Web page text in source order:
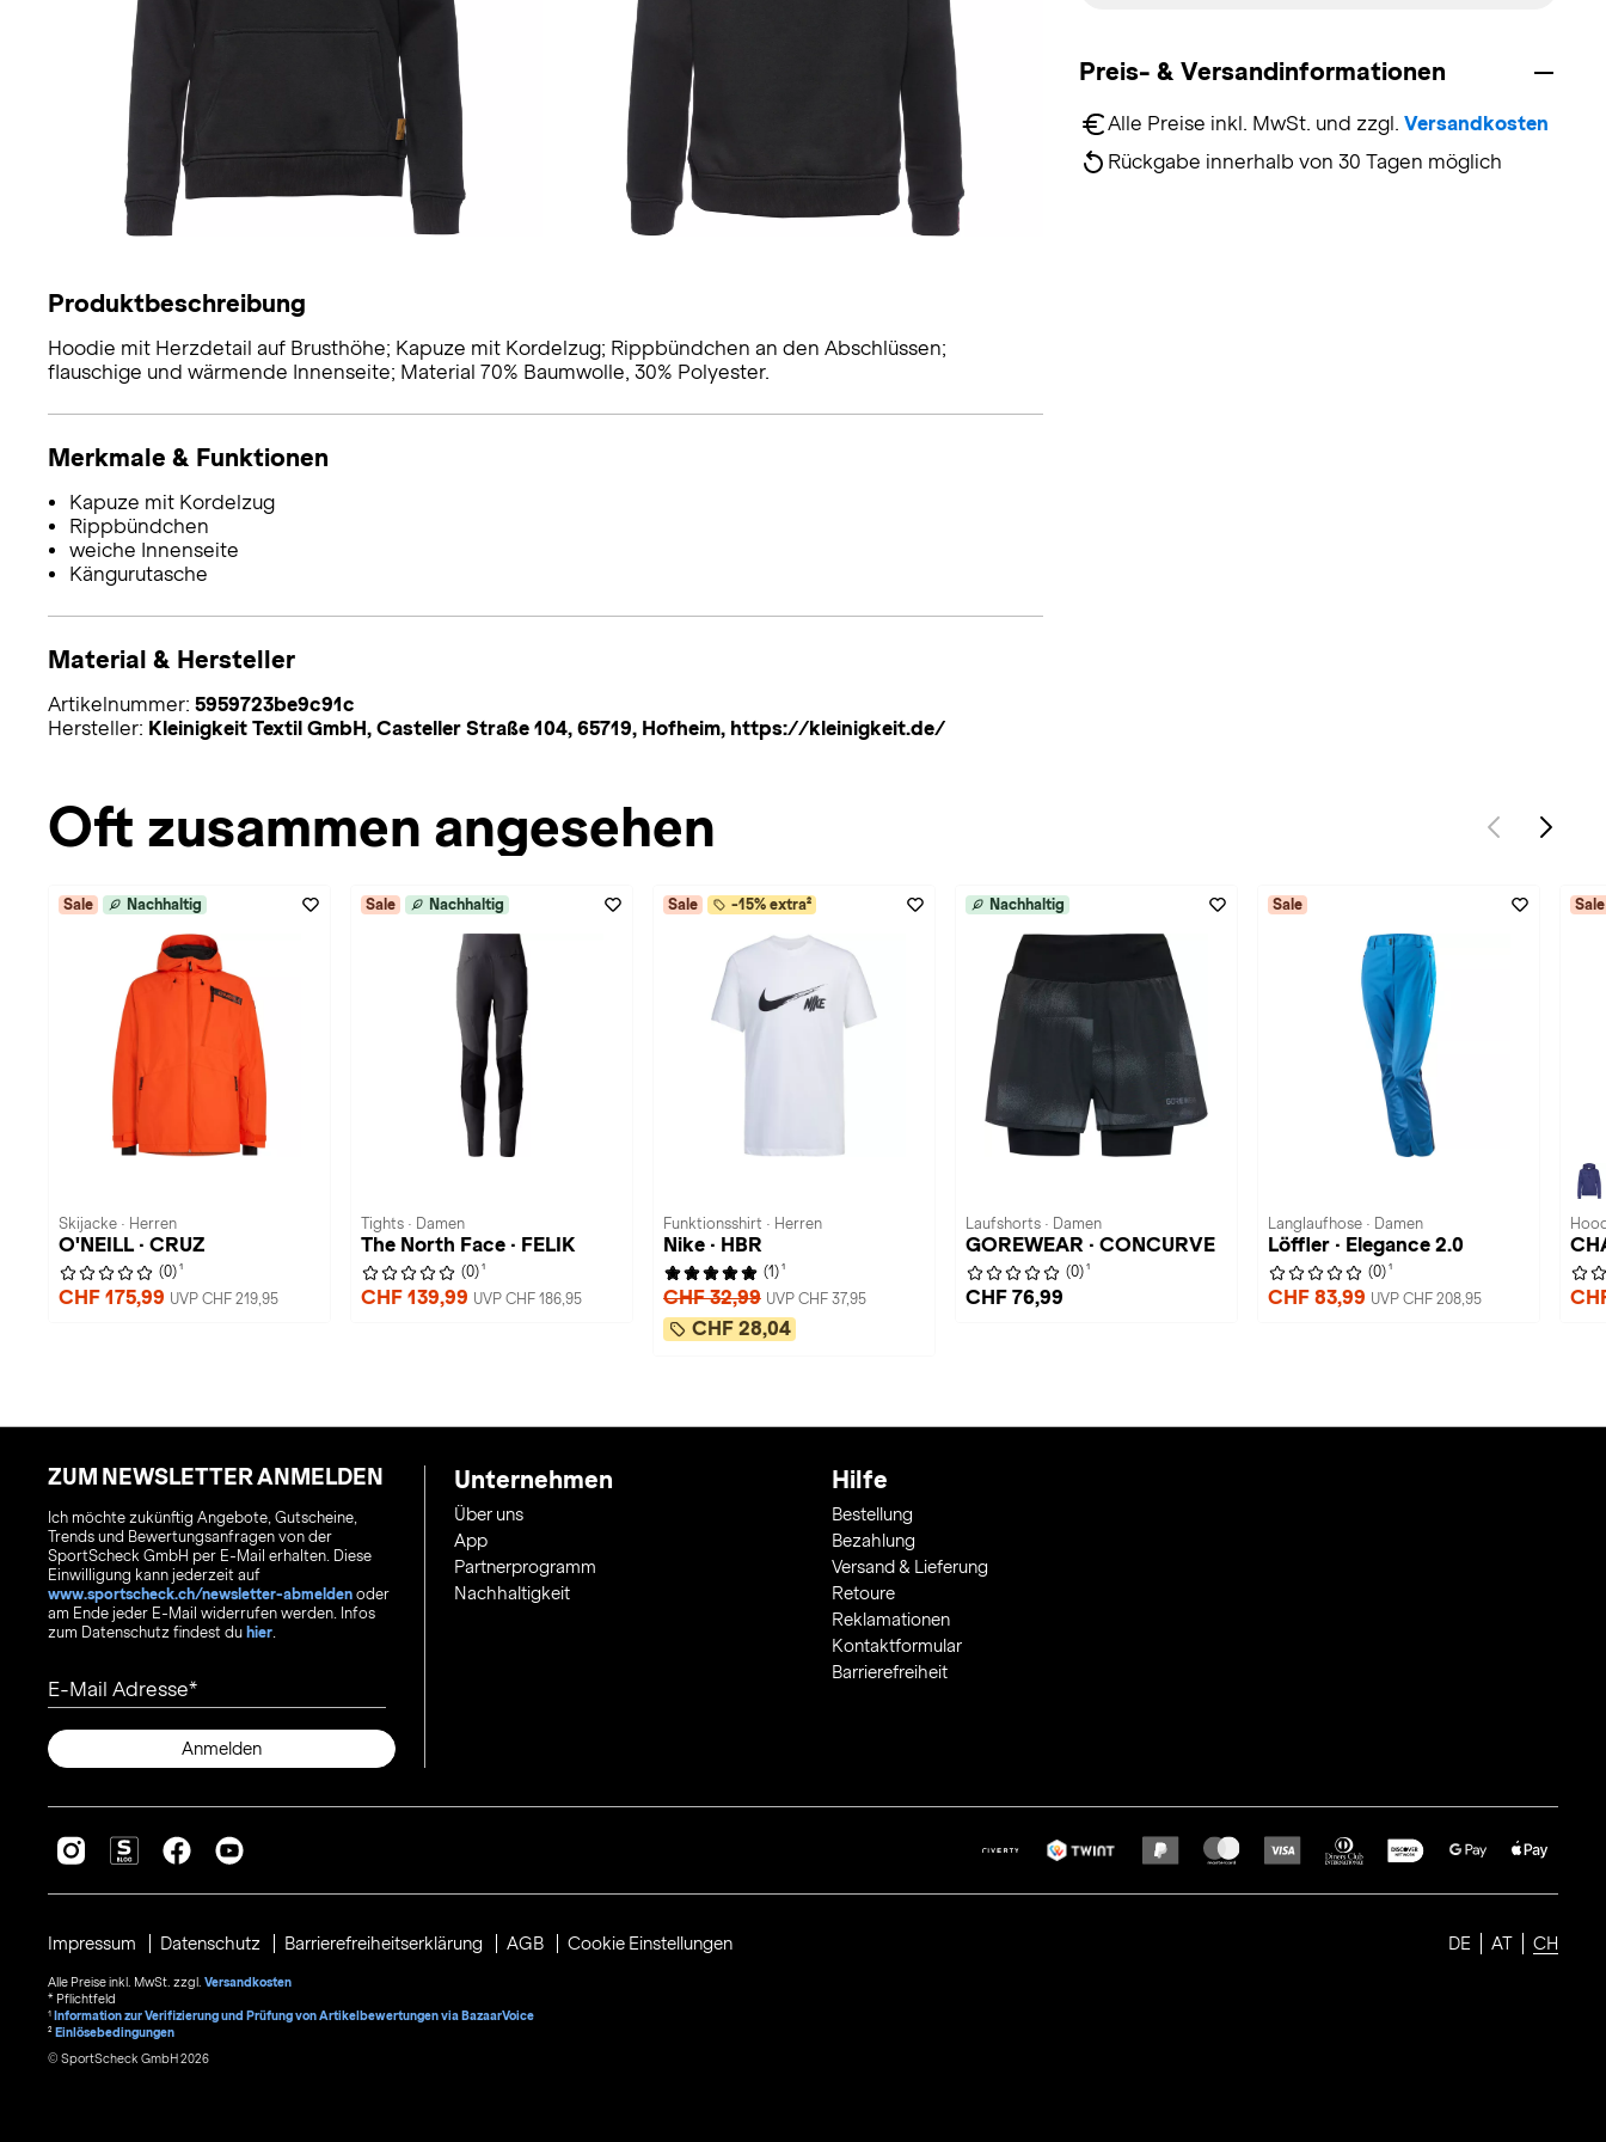
Preis- & Versandinformationen
Alle Preise inkl. MwSt. und zzgl. Versandkosten
Rückgabe innerhalb von 30 Tagen möglich
Produktbeschreibung
Hoodie mit Herzdetail auf Brusthöhe; Kapuze mit Kordelzug; Rippbündchen an den Abschlüssen;
flauschige und wärmende Innenseite; Material 70% Baumwolle, 30% Polyester.
Merkmale & Funktionen
Kapuze mit Kordelzug
Rippbündchen
weiche Innenseite
Kängurutasche
Material & Hersteller
Artikelnummer: 5959723be9c91c
Hersteller: Kleinigkeit Textil GmbH, Casteller Straße 104, 65719, Hofheim, https://kleinigkeit.de/
Oft zusammen angesehen
Sale Nachhaltig
Skijacke · Herren
O'NEILL · CRUZ
(0) 1
CHF 175,99 UVP CHF 219,95
Sale Nachhaltig
Tights · Damen
The North Face · FELIK
(0) 1
CHF 139,99 UVP CHF 186,95
Sale -15% extra²
Funktionsshirt · Herren
Nike · HBR
(1) 1
CHF 32,99 UVP CHF 37,95
CHF 28,04
Nachhaltig
Laufshorts · Damen
GOREWEAR · CONCURVE
(0) 1
CHF 76,99
Sale
Langlaufhose · Damen
Löffler · Elegance 2.0
(0) 1
CHF 83,99 UVP CHF 208,95
Sale
ZUM NEWSLETTER ANMELDEN
Ich möchte zukünftig Angebote, Gutscheine,
Trends und Bewertungsanfragen von der
SportScheck GmbH per E-Mail erhalten. Diese
Einwilligung kann jederzeit auf
www.sportscheck.ch/newsletter-abmelden oder
am Ende jeder E-Mail widerrufen werden. Infos
zum Datenschutz findest du hier.
E-Mail Adresse
Anmelden
Unternehmen
Über uns
App
Partnerprogramm
Nachhaltigkeit
Hilfe
Bestellung
Bezahlung
Versand & Lieferung
Retoure
Reklamationen
Kontaktformular
Barrierefreiheit
DE AT CH
Impressum Datenschutz Barrierefreiheitserklärung AGB Cookie Einstellungen
Alle Preise inkl. MwSt. zzgl. Versandkosten
* Pflichtfeld
1 Information zur Verifizierung und Prüfung von Artikelbewertungen via BazaarVoice
² Einlösebedingungen
© SportScheck GmbH 2026